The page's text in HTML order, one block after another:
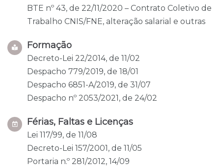
BTE nº 43, de 22/11/2020 – Contrato Coletivo de
Trabalho CNIS/FNE, alteração salarial e outras
Formação
Decreto-Lei 22/2014, de 11/02
Despacho 779/2019, de 18/01
Despacho 6851-A/2019, de 31/07
Despacho nº 2053/2021, de 24/02
Férias, Faltas e Licenças
Lei 117/99, de 11/08
Decreto-Lei 157/2001, de 11/05
Portaria n.º 281/2012, 14/09